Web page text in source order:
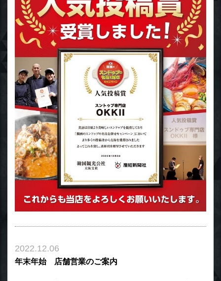
2022.12.06
年末年始 店舗営業のご案内